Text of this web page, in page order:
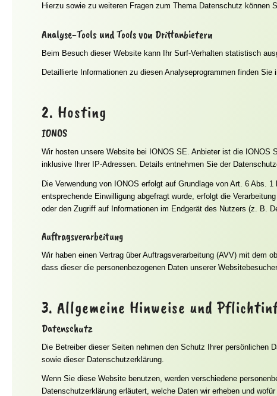
Hierzu sowie zu weiteren Fragen zum Thema Datenschutz können
Analyse-Tools und Tools von Dritt­anbietern
Beim Besuch dieser Website kann Ihr Surf-Verhalten statistisch
Detaillierte Informationen zu diesen Analyseprogrammen finden Sie
2. Hosting
IONOS
Wir hosten unsere Website bei IONOS SE. Anbieter ist die IONOS
inklusive Ihrer IP-Adressen. Details entnehmen Sie der
Die Verwendung von IONOS erfolgt auf Grundlage von Art. 6 Abs.
entsprechende Einwilligung abgefragt wurde, erfolgt die
oder den Zugriff auf Informationen im Endgerät des Nutzers (z. B.
Auftragsverarbeitung
Wir haben einen Vertrag über Auftragsverarbeitung (AVV) mit dem
dass dieser die personenbezogenen Daten unserer
3. Allgemeine Hinweise und
Datenschutz
Die Betreiber dieser Seiten nehmen den Schutz Ihrer persönlichen
sowie dieser Datenschutzerklärung.
Wenn Sie diese Website benutzen, werden verschiedene
Datenschutzerklärung erläutert, welche Daten wir erheben und